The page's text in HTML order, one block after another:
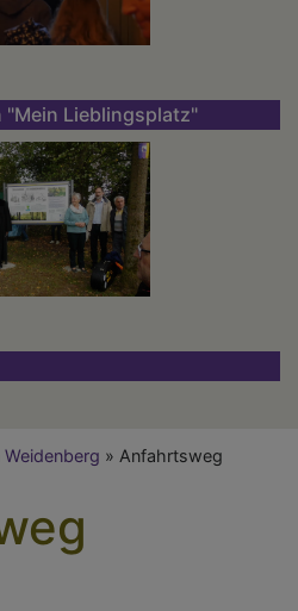
"Mein Lieblingsplatz"
Anfahrtsweg